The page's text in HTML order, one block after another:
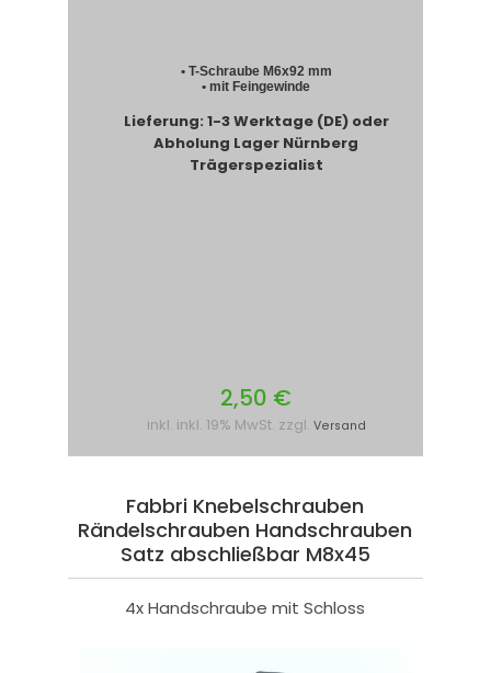
• T-Schraube M6x92 mm
• mit Feingewinde
Lieferung: 1-3 Werktage (DE) oder
Abholung Lager Nürnberg
Trägerspezialist
2,50 €
inkl. inkl. 19% MwSt. zzgl. Versand
Fabbri Knebelschrauben
Rändelschrauben Handschrauben
Satz abschließbar M8x45
4x Handschraube mit Schloss